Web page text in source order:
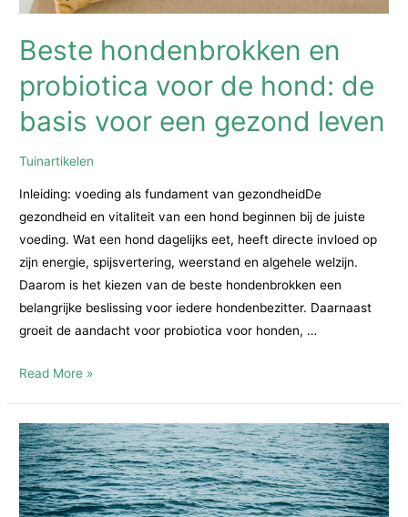
Beste hondenbrokken en
probiotica voor de hond: de
basis voor een gezond leven
Tuinartikelen
Inleiding: voeding als fundament van gezondheidDe
gezondheid en vitaliteit van een hond beginnen bij de juiste
voeding. Wat een hond dagelijks eet, heeft directe invloed op
zijn energie, spijsvertering, weerstand en algehele welzijn.
Daarom is het kiezen van de beste hondenbrokken een
belangrijke beslissing voor iedere hondenbezitter. Daarnaast
groeit de aandacht voor probiotica voor honden, …
Beste
probiotica
voor
de
hond:
Read More »